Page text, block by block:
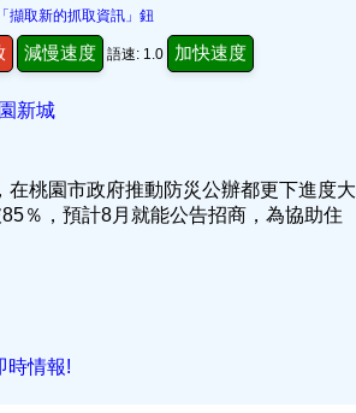
擷取新的抓取資訊」鈕
減慢速度 語速: 1.0 加快速度
新城
桃園市政府推動防災公辦都更下進度大
％，預計8月就能公告招商，為協助住
時情報!